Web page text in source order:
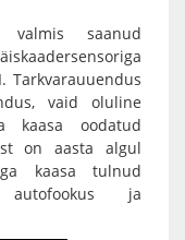
saanud
. Tarkvarauuendus
vaid oluline
kaasa oodatud
on aasta algul
kaasa tulnud
autofookus ja